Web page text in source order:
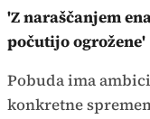
'Z naraščanjem
počutijo ogrožene'
Pobuda ima
konkretne